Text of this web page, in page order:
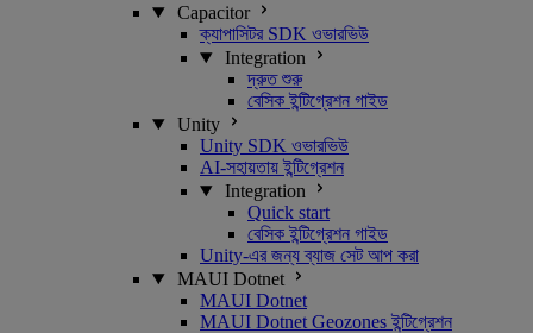
Capacitor
ক্যাপাসিটর SDK ওভারভিউ
Integration
দ্রুত শুরু
বেসিক ইন্টিগ্রেশন গাইড
Unity
Unity SDK ওভারভিউ
AI-সহায়তায় ইন্টিগ্রেশন
Integration
Quick start
বেসিক ইন্টিগ্রেশন গাইড
Unity-এর জন্য ব্যাজ সেট আপ করা
MAUI Dotnet
MAUI Dotnet
MAUI Dotnet Geozones ইন্টিগ্রেশন